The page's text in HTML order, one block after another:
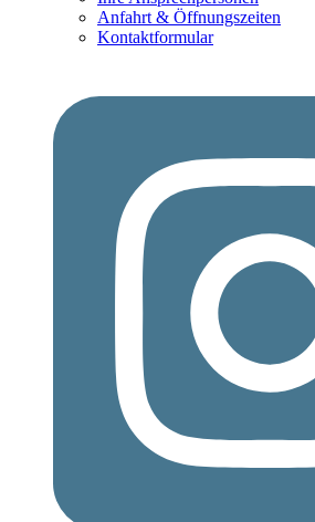
Anfahrt & Öffnungszeiten
Kontaktformular